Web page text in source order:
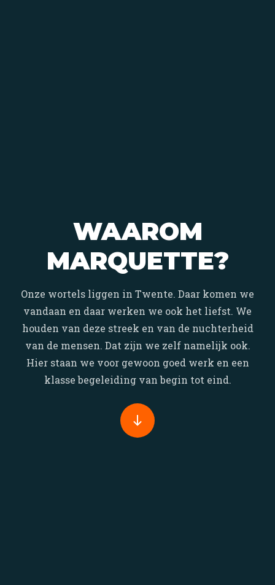
WAAROM
MARQUETTE?
Onze wortels liggen in Twente. Daar komen we
vandaan en daar werken we ook het liefst. We
houden van deze streek en van de nuchterheid
van de mensen. Dat zijn we zelf namelijk ook.
Hier staan we voor gewoon goed werk en een
klasse begeleiding van begin tot eind.